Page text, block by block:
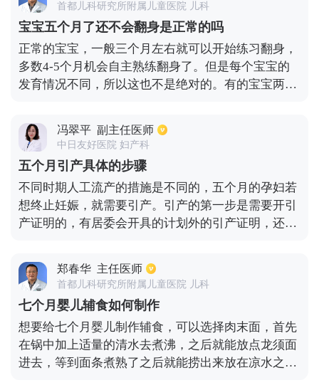
咳嗽频繁，呼吸急促，精神状态不好，建议及时就医
听诊，采血明确感染病原，必要时拍胸片明确是否存
在肺炎、支气管炎。可以配合雾化吸入，肺部理疗，
严重的也需要输液治疗。
生了支气管炎甚至肺炎。如果孩子的病情相对较差，
或者口服药物治疗效果不好，也有必要考虑雾化吸入
治疗甚至输液治疗的可能性。四个月婴儿咳嗽一定要
足够的重视，避免咳嗽加重造成肺部感染。
首都儿科研究所附属儿童医院 儿科
宝宝五个月了还不会翻身是正常的吗
正常的宝宝，一般三个月左右就可以开始练习翻身，
多数4-5个月机会自主熟练翻身了。但是每个宝宝的
发育情况不同，所以这也不是绝对的。有的宝宝两三
会翻身。如果宝宝没有翻身的意愿，或是四肢和头部
力量不强的话，最好带孩子做一下检查，排除疾病的
因素。
冯翠平 副主任医师
中日友好医院 妇产科
五个月引产具体的步骤
不同时期人工流产的措施是不同的，五个月的孕妇若
想终止妊娠，就需要引产。引产的第一步是需要开引
产证明的，有居委会开具的计划外的引产证明，还有
做身体的全面检查，确保孕妇在引产时身体没有禁忌
症，这样可以提高引产的安全性。第三步、将引产所
需的药物通过羊膜腔穿刺的方式注入到孕妇体内，一
般在一天之内就会有疼痛症状出现，慢慢的胎儿就会
从母体中分娩出来，引产完之后就需要孕妇做好术后
康复工作了。
郑春华 主任医师
首都儿科研究所附属儿童医院 儿科
七个月婴儿辅食如何制作
想要给七个月婴儿制作辅食，可以选择肉末面，首先
在锅中加上适量的清水去煮沸，之后就能放点龙须面
进去，等到面条煮熟了之后就能捞出来放在凉水之